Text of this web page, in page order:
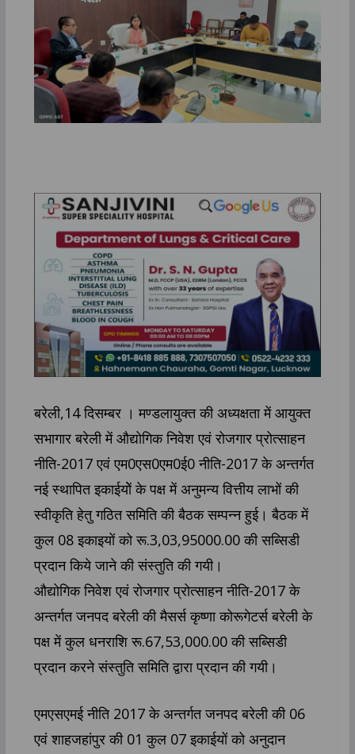
बरेली,14 दिसम्बर । मण्डलायुक्त की अध्यक्षता में आयुक्त
सभागार बरेली में औद्योगिक निवेश एवं रोजगार प्रोत्साहन
नीति-2017 एवं एम0एस0एम0ई0 नीति-2017 के अन्तर्गत
नई स्थापित इकाईयोें के पक्ष में अनुमन्य वित्तीय लाभों की
स्वीकृति हेतु गठित समिति की बैठक सम्पन्न हुई। बैठक में
कुल 08 इकाइयों को रू.3,03,95000.00 की सब्सिडी
प्रदान किये जाने की संस्तुति की गयी।
औद्योगिक निवेश एवं रोजगार प्रोत्साहन नीति-2017 के
अन्तर्गत जनपद बरेली की मैसर्स कृष्णा कोरूगेटर्स बरेली के
पक्ष में कुल धनराशि रू.67,53,000.00 की सब्सिडी
प्रदान करने संस्तुति समिति द्वारा प्रदान की गयी।
एमएसएमई नीति 2017 के अन्तर्गत जनपद बरेली की 06
एवं शाहजहांपुर की 01 कुल 07 इकाईयों को अनुदान